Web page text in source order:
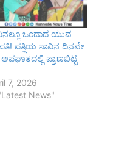
ಒಂದಾದ ಯುವ
ಪತ್ನಿಯ ಸಾವಿನ ದಿನವೇ
ಅಪಘಾತದಲ್ಲಿ ಪ್ರಾಣಬಿಟ್ಟ
7, 2026
News"